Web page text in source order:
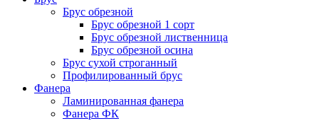
Брус обрезной
Брус обрезной 1 сорт
Брус обрезной лиственница
Брус обрезной осина
Брус сухой строганный
Профилированный брус
Фанера
Ламинированная фанера
Фанера ФК